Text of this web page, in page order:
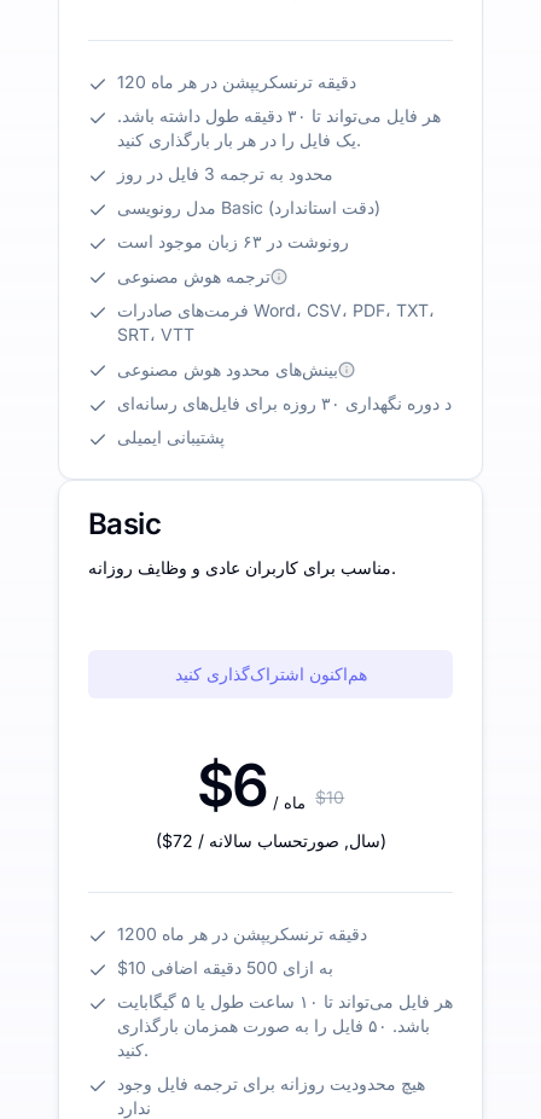
120 دقیقه ترنسکریپشن در هر ماه
هر فایل می‌تواند تا ۳۰ دقیقه طول داشته باشد.
یک فایل را در هر بار بارگذاری کنید.
محدود به ترجمه 3 فایل در روز
مدل رونویسی Basic (دقت استاندارد)
رونوشت در ۶۳ زبان موجود است
ترجمه هوش مصنوعی
فرمت‌های صادرات Word، CSV، PDF، TXT،
SRT، VTT
بینش‌های محدود هوش مصنوعی
د دوره نگهداری ۳۰ روزه برای فایل‌های رسانه‌ای
پشتیبانی ایمیلی
Basic
مناسب برای کاربران عادی و وظایف روزانه.
هم‌اکنون اشتراک‌گذاری کنید
$6 / ماه $10
($72 / سال, صورتحساب سالانه )
1200 دقیقه ترنسکریپشن در هر ماه
$10 به ازای 500 دقیقه اضافی
هر فایل می‌تواند تا ۱۰ ساعت طول یا ۵ گیگابایت
باشد. ۵۰ فایل را به صورت همزمان بارگذاری
کنید.
هیچ محدودیت روزانه برای ترجمه فایل وجود
ندارد